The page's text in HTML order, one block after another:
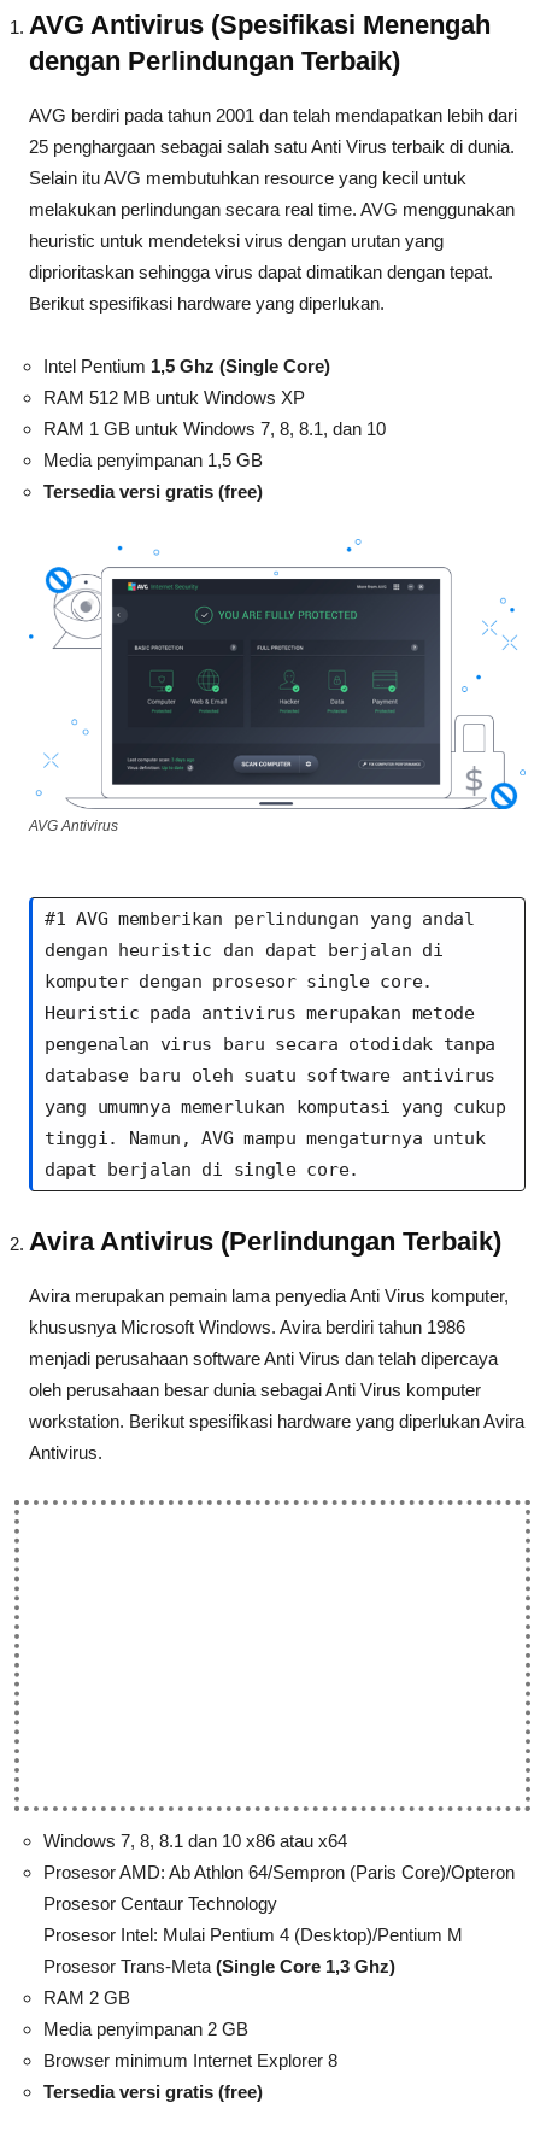
AVG Antivirus (Spesifikasi Menengah
dengan Perlindungan Terbaik)
AVG berdiri pada tahun 2001 dan telah mendapatkan lebih dari
25 penghargaan sebagai salah satu Anti Virus terbaik di dunia.
Selain itu AVG membutuhkan resource yang kecil untuk
melakukan perlindungan secara real time. AVG menggunakan
heuristic untuk mendeteksi virus dengan urutan yang
diprioritaskan sehingga virus dapat dimatikan dengan tepat.
Berikut spesifikasi hardware yang diperlukan.
Intel Pentium 1,5 Ghz (Single Core)
RAM 512 MB untuk Windows XP
RAM 1 GB untuk Windows 7, 8, 8.1, dan 10
Media penyimpanan 1,5 GB
Tersedia versi gratis (free)
AVG Antivirus
#1 AVG memberikan perlindungan yang andal
dengan heuristic dan dapat berjalan di
komputer dengan prosesor single core.
Heuristic pada antivirus merupakan metode
pengenalan virus baru secara otodidak tanpa
database baru oleh suatu software antivirus
yang umumnya memerlukan komputasi yang cukup
tinggi. Namun, AVG mampu mengaturnya untuk
dapat berjalan di single core.
Avira Antivirus (Perlindungan Terbaik)
Avira merupakan pemain lama penyedia Anti Virus komputer,
khususnya Microsoft Windows. Avira berdiri tahun 1986
menjadi perusahaan software Anti Virus dan telah dipercaya
oleh perusahaan besar dunia sebagai Anti Virus komputer
workstation. Berikut spesifikasi hardware yang diperlukan Avira
Antivirus.
Windows 7, 8, 8.1 dan 10 x86 atau x64
Prosesor AMD: Ab Athlon 64/Sempron (Paris Core)/Opteron
Prosesor Centaur Technology
Prosesor Intel: Mulai Pentium 4 (Desktop)/Pentium M
Prosesor Trans-Meta (Single Core 1,3 Ghz)
RAM 2 GB
Media penyimpanan 2 GB
Browser minimum Internet Explorer 8
Tersedia versi gratis (free)